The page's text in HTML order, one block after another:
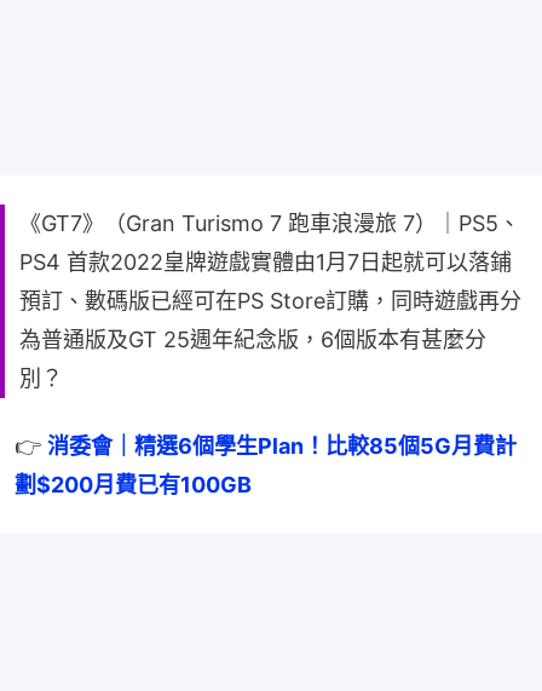
《GT7》（Gran Turismo 7 跑車浪漫旅 7）｜PS5、
PS4 首款2022皇牌遊戲實體由1月7日起就可以落鋪
預訂、數碼版已經可在PS Store訂購，同時遊戲再分
為普通版及GT 25週年紀念版，6個版本有甚麼分
別？
👉 消委會｜精選6個學生Plan！比較85個5G月費計
劃$200月費已有100GB